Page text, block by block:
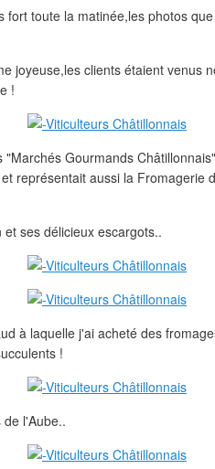
fort toute la matinée,les photos
joyeuse,les clients étaient venus
!
Gourmands
représentait aussi la Fromagerie
ses délicieux escargots..
à laquelle j'ai acheté des
!
l'Aube..